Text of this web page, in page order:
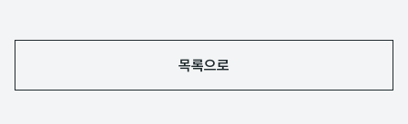
목록으로